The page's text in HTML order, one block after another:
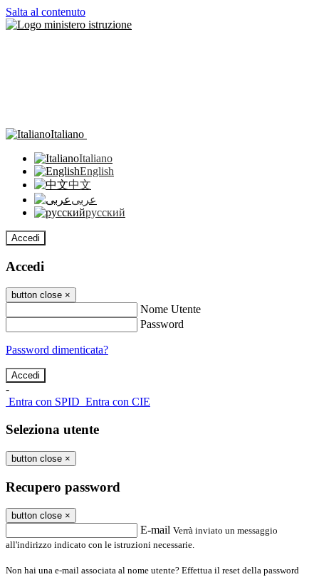
Salta al contenuto
Italiano
Italiano
English
中文
عربى
русский
Accedi
Accedi
button close ×
Nome Utente
Password
Password dimenticata?
-
Entra con SPID Entra con CIE
Seleziona utente
button close ×
Recupero password
button close ×
E-mail Verrà inviato un messaggio
all'indirizzo indicato con le istruzioni necessarie.
Non hai una e-mail associata al nome utente? Effettua il reset della password